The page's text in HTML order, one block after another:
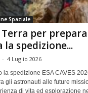
Spaziale
per
la spedizione...
- 4 Luglio 2026
la spedizione ESA CAVES
gli astronauti alle future
di vita ed esplorazione